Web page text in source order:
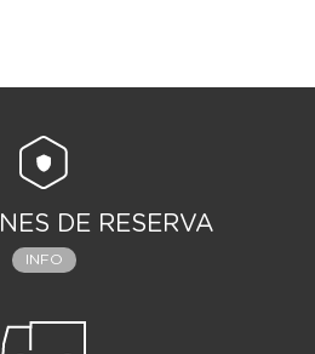
DE RESERVA
INFO